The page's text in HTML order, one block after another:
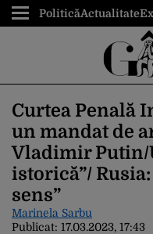
PoliticăActualitate
Curtea Penală
un mandat de
Vladimir Putin/
istorică”/
sens”
Marinela Sarbu
Publicat: 17.03.2023, 17:43